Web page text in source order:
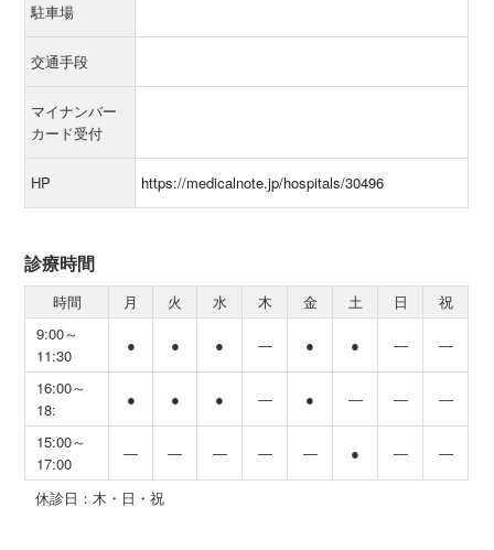
駐車場
交通手段
マイナンバー
カード受付
HP https://medicalnote.jp/hospitals/30496
診療時間
時間 月 火 水 木 金 土 日
祝
9:00～
11:30
● ● ● ― ● ● ― ―
16:00～
18:
● ● ● ― ● ― ― ―
15:00～
17:00
― ― ― ― ― ● ― ―
休診日：木・日・祝